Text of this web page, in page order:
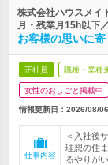
株式会社ハウスメイ
月・残業月15h以下
お客様の思いに
正社員 職種・業種
女性のおしごと掲載中
情報更新日：2026/08/06
仕事内容
＜入社後
理想の住
るやりが